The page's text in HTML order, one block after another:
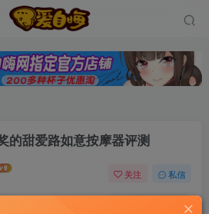
的甜爱路如意按摩器评测
关注 私信